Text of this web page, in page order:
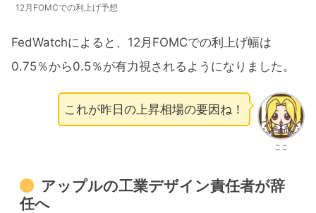
12月FOMCでの利上げ予想
FedWatchによると、12月FOMCでの利上げ幅は
0.75％から0.5％が有力視されるようになりました。
ここ
これが昨日の上昇相場の要因ね！
アップルの工業デザイン責任者が辞
任へ